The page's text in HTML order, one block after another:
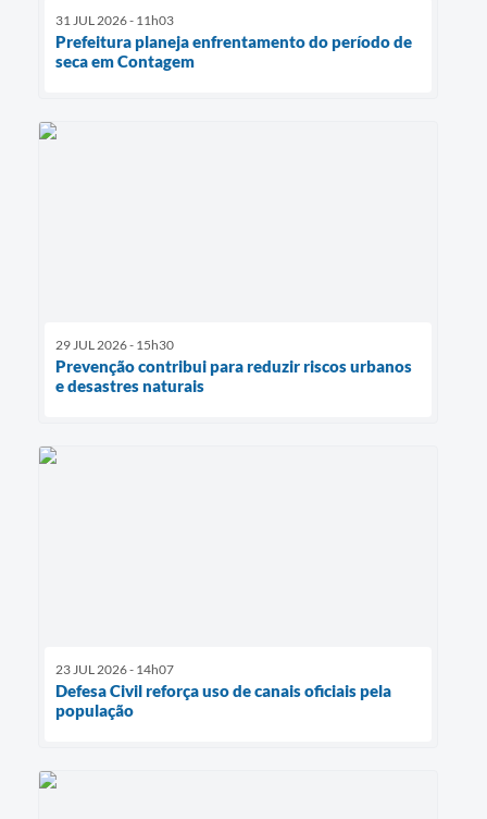
31 JUL 2026 - 11h03
Prefeitura planeja enfrentamento do período de
seca em Contagem
29 JUL 2026 - 15h30
Prevenção contribui para reduzir riscos urbanos
e desastres naturais
23 JUL 2026 - 14h07
Defesa Civil reforça uso de canais oficiais pela
população